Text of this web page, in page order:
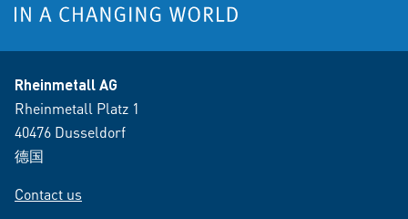
Rheinmetall AG
Rheinmetall Platz 1
40476 Dusseldorf
德国
Contact us